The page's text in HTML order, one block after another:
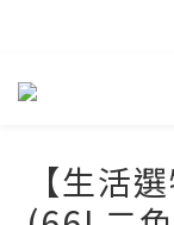
【生活